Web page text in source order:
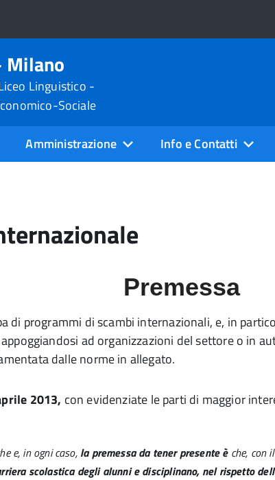
Milano
Linguistico -
Sociale
Amministrazione
Info e Contatti
Premessa
di programmi di scambi internazionali, e, in
ad organizzazioni del settore o in
dalle norme in allegato.
2013, con evidenziate le parti di maggior
e, in ogni caso, la premessa da tener presente è che, con
scolastica degli alunni e disciplinano, nel rispetto